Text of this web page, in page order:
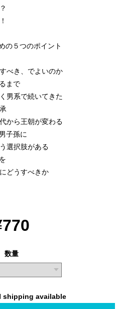
の５つのポイント
べき、でよいのか
まで
男系で続いてきた
から王朝が変わる
子孫に
選択肢がある
どうすべきか
数量
shipping available